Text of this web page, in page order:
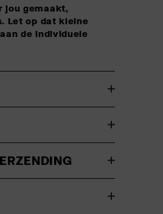
jou gemaakt,
Let op dat kleine
de individuele